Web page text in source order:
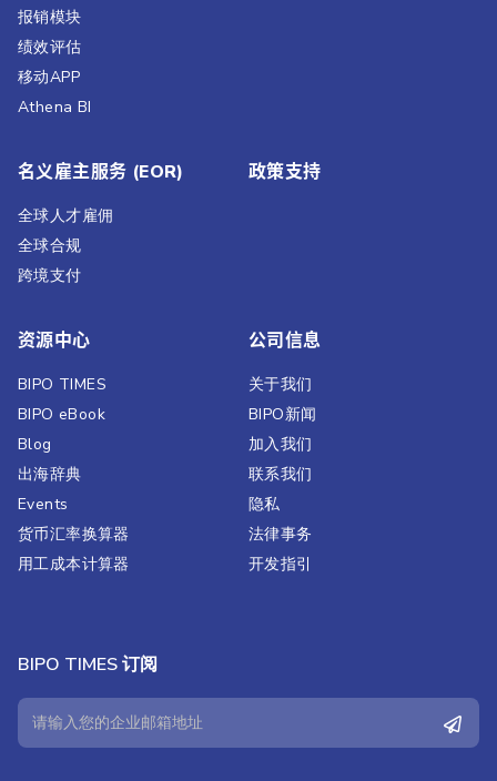
报销模块
绩效评估​
移动APP
Athena BI
名义雇主服务 (EOR)
全球人才雇佣
全球合规
跨境支付
政策支持
资源中心
BIPO TIMES
BIPO eBook
Blog
出海辞典
Events
货币汇率换算器
用工成本计算器
公司信息
关于我们
BIPO新闻​
加入我们
联系我们
隐私
法律事务
开发指引
BIPO TIMES 订阅